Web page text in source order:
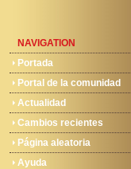
NAVIGATION
Portada
Portal de la comunidad
Actualidad
Cambios recientes
Página aleatoria
Ayuda